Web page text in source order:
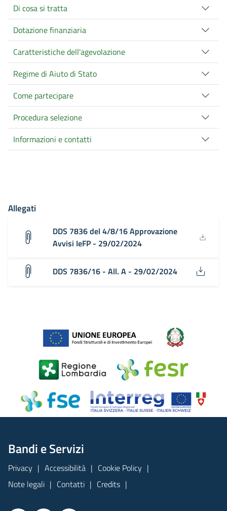
Di cosa si tratta
Dotazione finanziaria
Caratteristiche dell'agevolazione
Regime di Aiuto di Stato
Come partecipare
Procedura selezione
Informazioni e contatti
Allegati
DDS 7836 del 4/8/16 Approvazione
Avvisi IeFP - 29/02/2024
DDS 7836/16 - All. A - 29/02/2024
Bandi e Servizi
Privacy Accessibilità
Cookie Policy
Note legali
Contatti Credits